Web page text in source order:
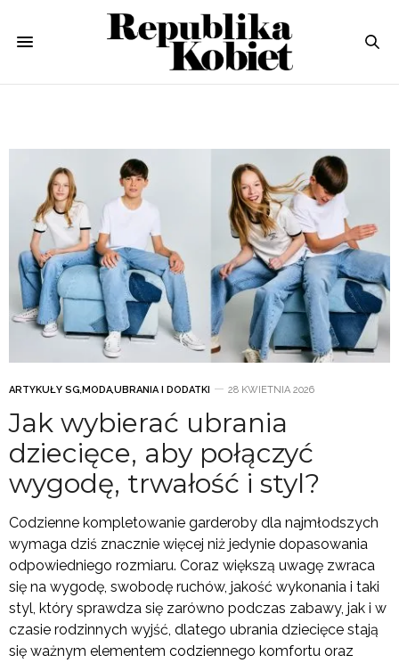
ARTYKUŁY SG,MODA,UBRANIA I DODATKI 28 KWIETNIA 2026
Jak wybierać ubrania
dziecięce, aby połączyć
wygodę, trwałość i styl?
Codzienne kompletowanie garderoby dla najmłodszych
wymaga dziś znacznie więcej niż jedynie dopasowania
odpowiedniego rozmiaru. Coraz większą uwagę zwraca
się na wygodę, swobodę ruchów, jakość wykonania i taki
styl, który sprawdza się zarówno podczas zabawy, jak i w
czasie rodzinnych wyjść, dlatego ubrania dziecięce stają
się ważnym elementem codziennego komfortu oraz